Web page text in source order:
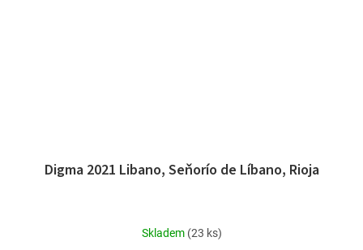
Digma 2021 Libano, Seňorío de Líbano, Rioja
Průměrné
Skladem (23 ks)